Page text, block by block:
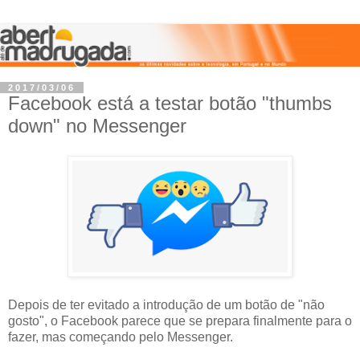
2017/03/06
Facebook está a testar botão "thumbs
down" no Messenger
Depois de ter evitado a introdução de um botão de "não
gosto", o Facebook parece que se prepara finalmente para o
fazer, mas começando pelo Messenger.